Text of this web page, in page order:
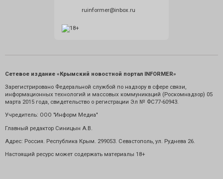
ruinformer@inbox.ru
Сетевое издание «Крымский новостной портал INFORMER»
Зарегистрировано Федеральной службой по надзору в сфере связи,
информационных технологий и массовых коммуникаций (Роскомнадзор) 05
марта 2015 года, свидетельство о регистрации Эл № ФС77-60943.
Учредитель: ООО "Информ Медиа"
Главный редактор Синицын А.В.
Адрес: Россия. Республика Крым. 299053. Севастополь, ул. Руднева 26.
Настоящий ресурс может содержать материалы 18+